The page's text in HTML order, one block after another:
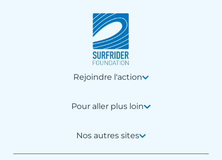
Rejoindre l'action
Pour aller plus loin
Nos autres sites